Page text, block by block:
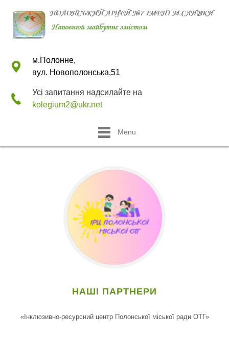
м.Полонне,
вул. Новополонська,51
Усі запитання надсилайте на
kolegium2@ukr.net
Menu
НАШІ ПАРТНЕРИ
«Інклюзивно-ресурсний центр Полонської міської ради ОТГ»